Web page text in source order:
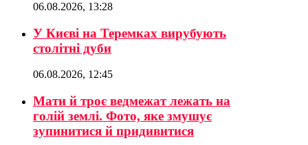
06.08.2026, 13:28
У Києві на Теремках вирубують
столітні дуби
06.08.2026, 12:45
Мати й троє ведмежат лежать на
голій землі. Фото, яке змушує
зупинитися й придивитися